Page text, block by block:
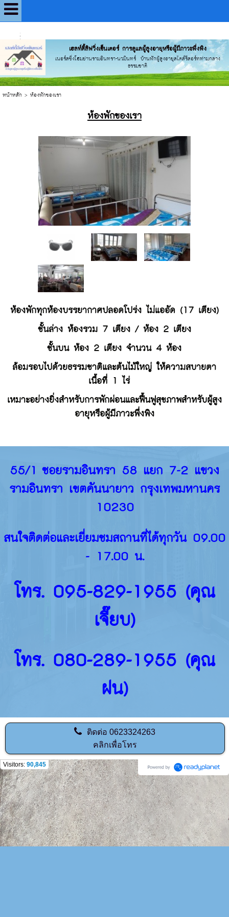
UA-56110227-1
เฮลท์ตี้ลิฟวิ่งเซ็นเตอร์ การดูแลผู้สูงอายุหรือผู้มีภาวะพึ่งพิง
เนอร์สซิ่งโฮมย่านรามอินทรา-นวมินทร์ บ้านพักผู้สูงอายุสไตล์รีสอร์ทท่ามกลาง
ธรรมชาติ
หน้าหลัก > ห้องพักของเรา
ห้องพักของเรา
ห้องพักทุกห้องบรรยากาศปลอดโปร่ง ไม่แออัด (17 เตียง)
ชั้นล่าง ห้องรวม 7 เตียง / ห้อง 2 เตียง
ชั้นบน ห้อง 2 เตียง จำนวน 4 ห้อง
ล้อมรอบไปด้วยธรรมชาติและต้นไม้ใหญ่ ให้ความสบายตา
เนื้อที่ 1 ไร่
เหมาะอย่างยิ่งสำหรับการพักผ่อนและฟื้นฟูสุขภาพสำหรับผู้สูง
อายุหรือผู้มีภาวะพึ่งพิง
55/1 ซอยรามอินทรา 58 แยก 7-2 แขวง
รามอินทรา เขตคันนายาว กรุงเทพมหานคร
10230
สนใจติดต่อและเยี่ยมชมสถานที่ได้ทุกวัน 09.00
- 17.00 น.
โทร. 095-829-1955 (คุณ
เจี๊ยบ)
โทร. 080-289-1955 (คุณ
ฝน)
ติดต่อ0623324263
คลิกเพื่อโทร
Visitors: 90,845